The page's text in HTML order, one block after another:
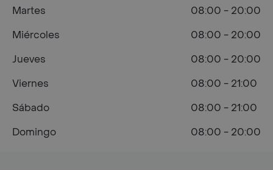
Martes
08:00 - 20:00
Miércoles
08:00 - 20:00
Jueves
08:00 - 20:00
Viernes
08:00 - 21:00
Sábado
08:00 - 21:00
Domingo
08:00 - 20:00